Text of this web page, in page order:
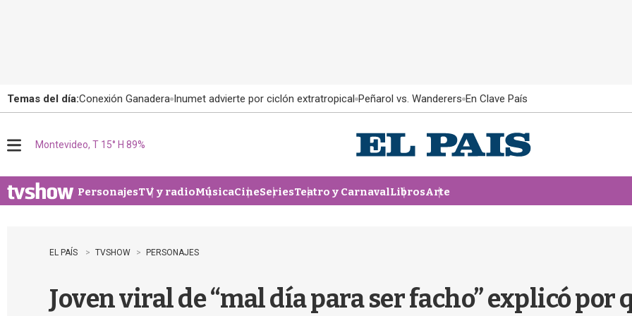
Temas del día:Conexión Ganadera Inumet advierte por ciclón extratropical Peñarol vs. Wanderers En Clave País
u
Montevideo, T 15° H 89%
PersonajesTV y radioMúsicaCineSeriesTeatro y CarnavalLibrosArte
EL PAÍS TVSHOW PERSONAJES
Joven viral de “mal día para ser facho” explicó por